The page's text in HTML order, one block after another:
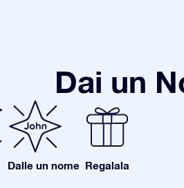
Dai un
Dalle un nome Regalala